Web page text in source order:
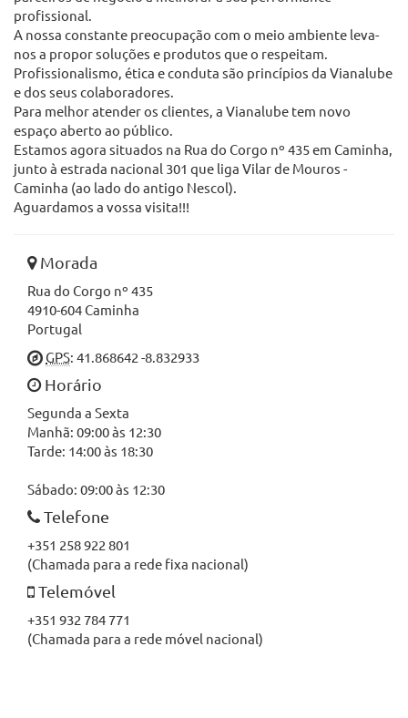
profissional.
A nossa constante preocupação com o meio ambiente leva-
nos a propor soluções e produtos que o respeitam.
Profissionalismo, ética e conduta são princípios da Vianalube
e dos seus colaboradores.
Para melhor atender os clientes, a Vianalube tem novo
espaço aberto ao público.
Estamos agora situados na Rua do Corgo nº 435 em Caminha,
junto à estrada nacional 301 que liga Vilar de Mouros -
Caminha (ao lado do antigo Nescol).
Aguardamos a vossa visita!!!
Morada
Rua do Corgo nº 435
4910-604 Caminha
Portugal
GPS: 41.868642 -8.832933
Horário
Segunda a Sexta
Manhã: 09:00 às 12:30
Tarde: 14:00 às 18:30
Sábado: 09:00 às 12:30
Telefone
+351 258 922 801
(Chamada para a rede fixa nacional)
Telemóvel
+351 932 784 771
(Chamada para a rede móvel nacional)